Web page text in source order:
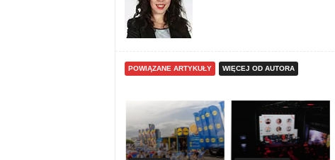
POWIĄZANE ARTYKUŁY WIĘCEJ OD AUTORA